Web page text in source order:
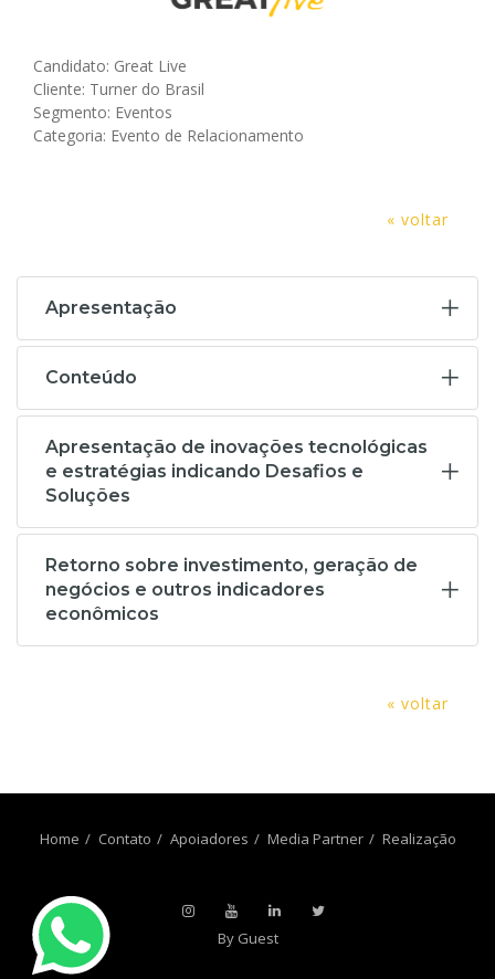
Candidato: Great Live
Cliente: Turner do Brasil
Segmento: Eventos
Categoria: Evento de Relacionamento
« voltar
Apresentação
Conteúdo
Apresentação de inovações tecnológicas
e estratégias indicando Desafios e
Soluções
Retorno sobre investimento, geração de
negócios e outros indicadores
econômicos
« voltar
Home Contato Apoiadores Media Partner Realização
By Guest